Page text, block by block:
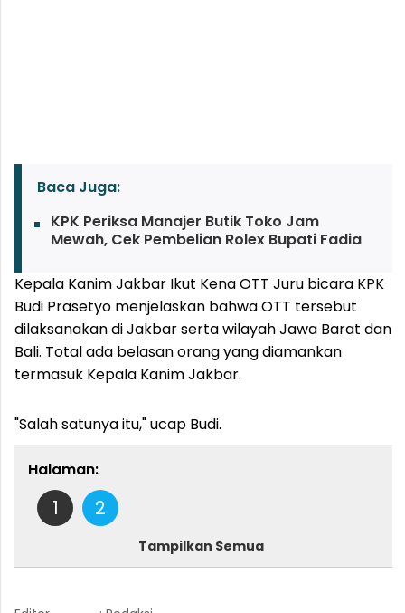
Baca Juga:
KPK Periksa Manajer Butik Toko Jam
Mewah, Cek Pembelian Rolex Bupati Fadia
Kepala Kanim Jakbar Ikut Kena OTT Juru bicara KPK
Budi Prasetyo menjelaskan bahwa OTT tersebut
dilaksanakan di Jakbar serta wilayah Jawa Barat dan
Bali. Total ada belasan orang yang diamankan
termasuk Kepala Kanim Jakbar.
"Salah satunya itu," ucap Budi.
Halaman:
1 2
Tampilkan Semua